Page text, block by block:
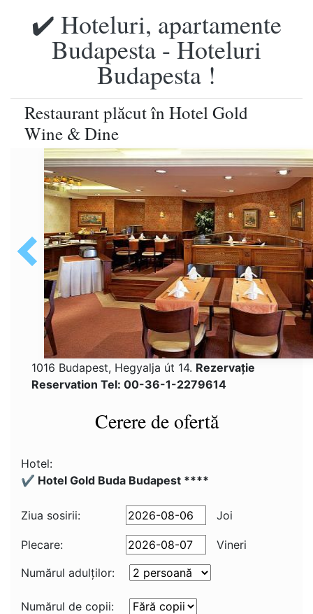
✔️ Hoteluri, apartamente
Budapesta - Hoteluri
Budapesta !
Restaurant plăcut în Hotel Gold
Wine & Dine
1016 Budapest, Hegyalja út 14. Rezervaţie
Reservation Tel: 00-36-1-2279614
Cerere de ofertă
Hotel:
✔️ Hotel Gold Buda Budapest ****
Ziua sosirii: Joi
Plecare:
Vineri
Numărul adulţilor:
Numărul de copii: